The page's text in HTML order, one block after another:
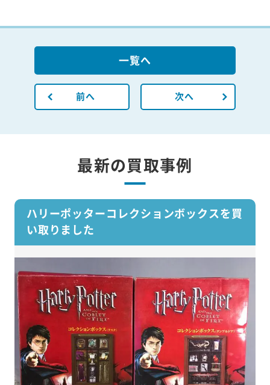
前へ
一覧へ
次へ
最新の買取事例
ハリーポッターコレクションボックスを買
い取りました